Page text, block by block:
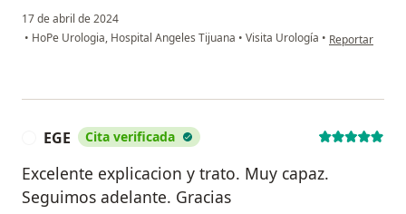
17 de abril de 2024
• HoPe Urologia, Hospital Angeles Tijuana • Visita Urología • en opinión del
Reportar
EGE Cita verificada
Excelente explicacion y trato. Muy capaz.
Seguimos adelante. Gracias